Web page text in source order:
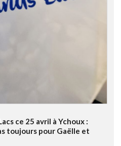
ce 25 avril à Ychoux :
toujours pour Gaëlle et